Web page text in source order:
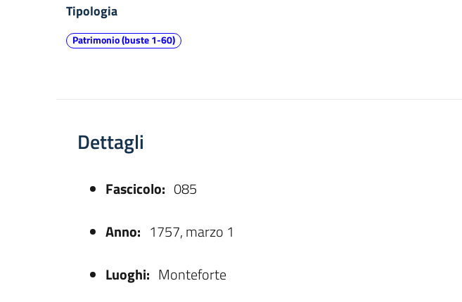
Tipologia
Patrimonio (buste 1-60)
Dettagli
Fascicolo: 085
Anno: 1757, marzo 1
Luoghi: Monteforte